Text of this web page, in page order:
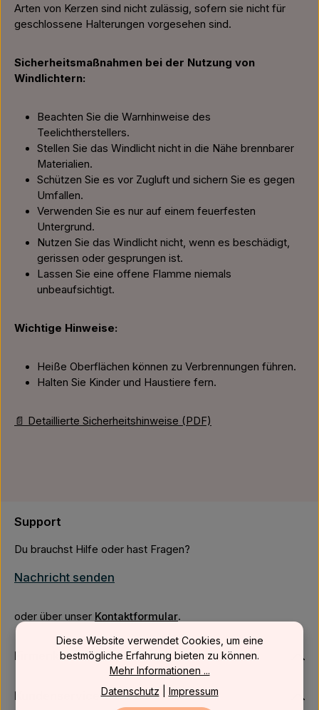
Arten von Kerzen sind nicht zulässig, sofern sie nicht für
geschlossene Halterungen vorgesehen sind.
Sicherheitsmaßnahmen bei der Nutzung von
Windlichtern:
Beachten Sie die Warnhinweise des
Teelichtherstellers.
Stellen Sie das Windlicht nicht in die Nähe brennbarer
Materialien.
Schützen Sie es vor Zugluft und sichern Sie es gegen
Umfallen.
Verwenden Sie es nur auf einem feuerfesten
Untergrund.
Nutzen Sie das Windlicht nicht, wenn es beschädigt,
gerissen oder gesprungen ist.
Lassen Sie eine offene Flamme niemals
unbeaufsichtigt.
Wichtige Hinweise:
Heiße Oberflächen können zu Verbrennungen führen.
Halten Sie Kinder und Haustiere fern.
📄 Detaillierte Sicherheitshinweise (PDF)
Support
Du brauchst Hilfe oder hast Fragen?
Nachricht senden
oder über unser Kontaktformular.
Firmenkunden
Kundenservice
Diese Website verwendet Cookies, um eine
bestmögliche Erfahrung bieten zu können.
Mehr Informationen ...
Datenschutz
Impressum